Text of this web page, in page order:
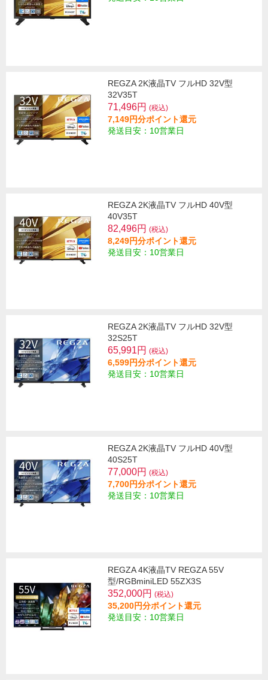
REGZA 2K液晶TV フルHD 32V型
32V35T
71,496円 (税込)
7,149円分ポイント還元
発送目安：10営業日
REGZA 2K液晶TV フルHD 40V型
40V35T
82,496円 (税込)
8,249円分ポイント還元
発送目安：10営業日
REGZA 2K液晶TV フルHD 32V型
32S25T
65,991円 (税込)
6,599円分ポイント還元
発送目安：10営業日
REGZA 2K液晶TV フルHD 40V型
40S25T
77,000円 (税込)
7,700円分ポイント還元
発送目安：10営業日
REGZA 4K液晶TV REGZA 55V
型/RGBminiLED 55ZX3S
352,000円 (税込)
35,200円分ポイント還元
発送目安：10営業日